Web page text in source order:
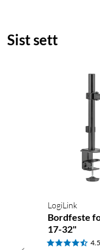
Sist sett
LogiLink
Bordfeste
17-32"
4.5